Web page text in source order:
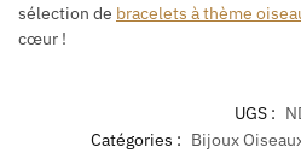
sélection de bracelets à thème
cœur !
UGS :
Catégories : Bijoux